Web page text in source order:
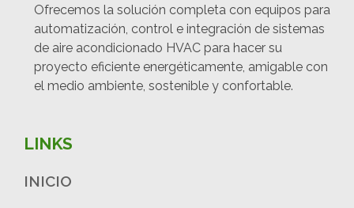
Ofrecemos la solución completa con equipos para
automatización, control e integración de sistemas
de aire acondicionado HVAC para hacer su
proyecto eficiente energéticamente, amigable con
el medio ambiente, sostenible y confortable.
LINKS
INICIO